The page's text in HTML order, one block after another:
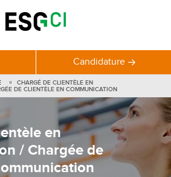
en
/ Chargée de
CHARGÉ DE CLIENTÈLE EN
DE CLIENTÈLE EN COMMUNICATION
Candidature